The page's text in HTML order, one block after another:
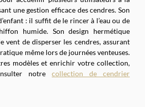
une gestion efficace des cendres. Son
: il suffit de le rincer à l’eau ou de
humide. Son design hermétique
vent de disperser les cendres, assurant
même lors de journées venteuses.
modèles et enrichir votre collection,
notre collection de cendrier